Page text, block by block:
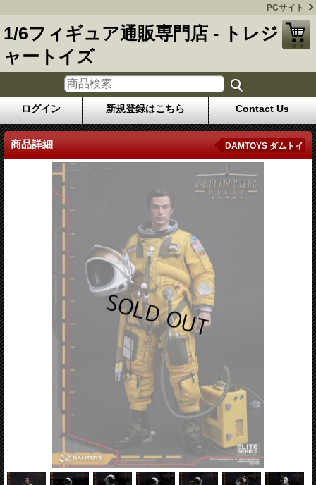
PCサイト
1/6フィギュア通販専門店 - トレジ
ャートイズ
ログイン 新規登録はこちら Contact Us
商品詳細 DAMTOYS ダムトイ